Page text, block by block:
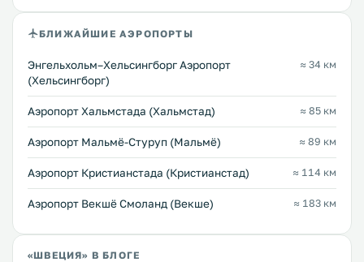
БЛИЖАЙШИЕ АЭРОПОРТЫ
Энгельхольм–Хельсингборг Аэропорт
(Хельсингборг)
≈ 34 км
Аэропорт Хальмстада (Хальмстад) ≈ 85 км
Аэропорт Мальмё-Стуруп (Мальмё) ≈ 89 км
Аэропорт Кристианстада (Кристианстад) ≈ 114 км
Аэропорт Векшё Смоланд (Векше) ≈ 183 км
«ШВЕЦИЯ» В БЛОГЕ